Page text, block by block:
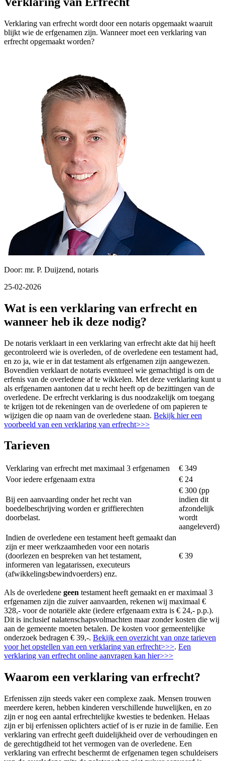
Verklaring van erfrecht wordt door een notaris opgemaakt waaruit
blijkt wie de erfgenamen zijn. Wanneer moet een verklaring van
erfrecht opgemaakt worden?
Door: mr. P. Duijzend, notaris
25-02-2026
Wat is een verklaring van erfrecht en
wanneer heb ik deze nodig?
De notaris verklaart in een verklaring van erfrecht akte dat hij heeft
gecontroleerd wie is overleden, of de overledene een testament had,
en zo ja, wie er in dat testament als erfgenamen zijn aangewezen.
Bovendien verklaart de notaris eventueel wie gemachtigd is om de
erfenis van de overledene af te wikkelen. Met deze verklaring kunt u
als erfgenamen aantonen dat u recht heeft op de bezittingen van de
overledene. De erfrecht verklaring is dus noodzakelijk om toegang
te krijgen tot de rekeningen van de overledene of om papieren te
wijzigen die op naam van de overledene staan. Bekijk hier een
voorbeeld van een verklaring van erfrecht>>>
Tarieven
Verklaring van erfrecht met maximaal 3 erfgenamen
€ 349
Voor iedere erfgenaam extra
€ 24
Bij een aanvaarding onder het recht van
boedelbeschrijving worden er griffierechten
doorbelast.
€ 300 (pp
indien dit
afzondelijk
wordt
aangeleverd)
Indien de overledene een testament heeft gemaakt dan
zijn er meer werkzaamheden voor een notaris
(doorlezen en bespreken van het testament,
informeren van legatarissen, executeurs
(afwikkelingsbewindvoerders) enz.
€ 39
Als de overledene geen testament heeft gemaakt en er maximaal 3
erfgenamen zijn die zuiver aanvaarden, rekenen wij maximaal €
328,- voor de notariële akte (iedere erfgenaam extra is € 24,- p.p.).
Dit is inclusief nalatenschapsvolmachten maar zonder kosten die wij
aan de gemeente moeten betalen. De kosten voor gemeentelijke
onderzoek bedragen € 39,-. Bekijk een overzicht van onze tarieven
voor het opstellen van een verklaring van erfrecht>>>. Een
verklaring van erfrecht online aanvragen kan hier>>>
Waarom een verklaring van erfrecht?
Erfenissen zijn steeds vaker een complexe zaak. Mensen trouwen
meerdere keren, hebben kinderen verschillende huwelijken, en zo
zijn er nog een aantal erfrechtelijke kwesties te bedenken. Helaas
zijn er bij erfenissen oplichters actief of is er ruzie in de familie. Een
verklaring van erfrecht geeft duidelijkheid over de verhoudingen en
de gerechtigdheid tot het vermogen van de overledene. Een
verklaring van erfrecht beschermt de erfgenamen tegen schuldeisers